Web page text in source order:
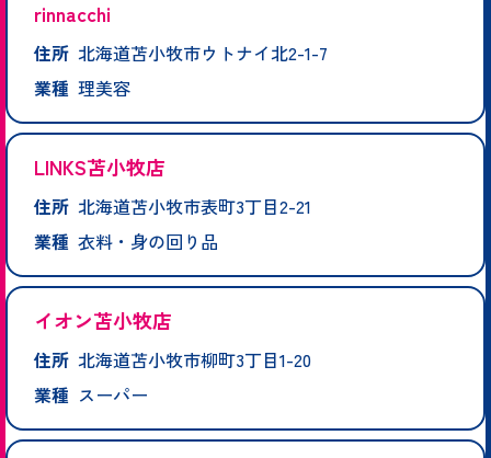
rinnacchi
住所 北海道苫小牧市ウトナイ北2-1-7
業種 理美容
LINKS苫小牧店
住所 北海道苫小牧市表町3丁目2-21
業種 衣料・身の回り品
イオン苫小牧店
住所 北海道苫小牧市柳町3丁目1-20
業種 スーパー